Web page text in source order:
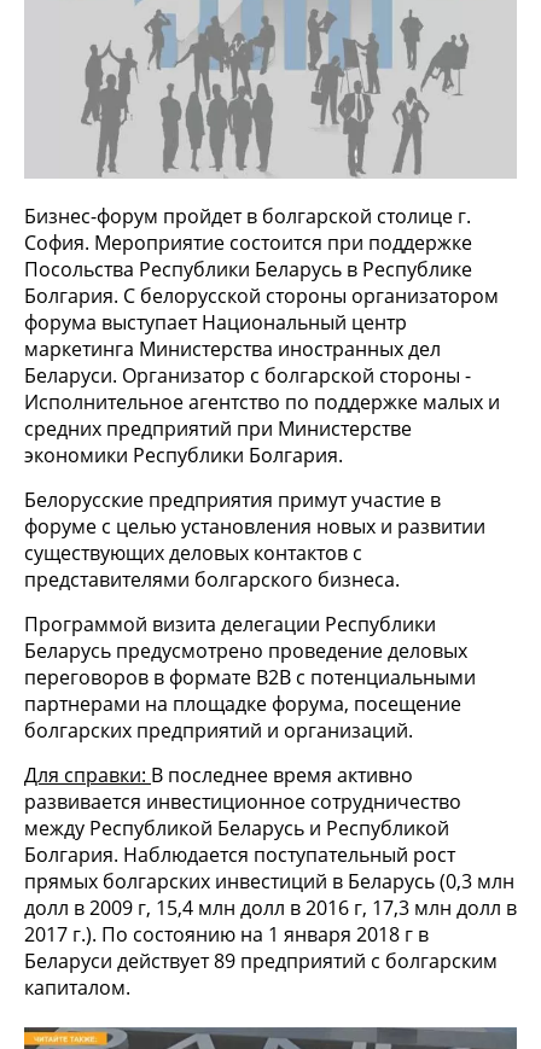
Бизнес-форум пройдет в болгарской столице г.
София. Мероприятие состоится при поддержке
Посольства Республики Беларусь в Республике
Болгария. С белорусской стороны организатором
форума выступает Национальный центр
маркетинга Министерства иностранных дел
Беларуси. Организатор с болгарской стороны -
Исполнительное агентство по поддержке малых и
средних предприятий при Министерстве
экономики Республики Болгария.
Белорусские предприятия примут участие в
форуме с целью установления новых и развитии
существующих деловых контактов с
представителями болгарского бизнеса.
Программой визита делегации Республики
Беларусь предусмотрено проведение деловых
переговоров в формате В2В с потенциальными
партнерами на площадке форума, посещение
болгарских предприятий и организаций.
Для справки: В последнее время активно
развивается инвестиционное сотрудничество
между Республикой Беларусь и Республикой
Болгария. Наблюдается поступательный рост
прямых болгарских инвестиций в Беларусь (0,3 млн
долл в 2009 г, 15,4 млн долл в 2016 г, 17,3 млн долл в
2017 г.). По состоянию на 1 января 2018 г в
Беларуси действует 89 предприятий с болгарским
капиталом.